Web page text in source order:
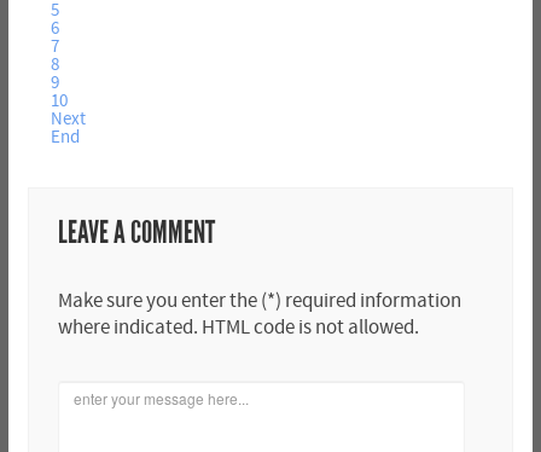
5
6
7
8
9
10
Next
End
LEAVE A COMMENT
Make sure you enter the (*) required information
where indicated. HTML code is not allowed.